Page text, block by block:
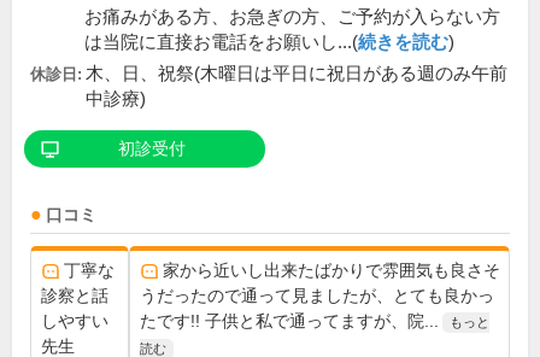
お痛みがある方、お急ぎの方、ご予約が入らない方
は当院に直接お電話をお願いし...(続きを読む)
休診日: 木、日、祝祭(木曜日は平日に祝日がある週のみ午前
中診療)
初診受付
口コミ
丁寧な
診察と話
しやすい
先生
家から近いし出来たばかりで雰囲気も良さそ
うだったので通って見ましたが、とても良かっ
たです!! 子供と私で通ってますが、院...
もっと
読む